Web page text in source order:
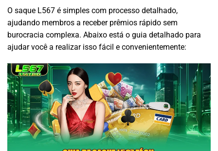
O saque L567 é simples com processo detalhado,
ajudando membros a receber prêmios rápido sem
burocracia complexa. Abaixo está o guia detalhado para
ajudar você a realizar isso fácil e convenientemente: